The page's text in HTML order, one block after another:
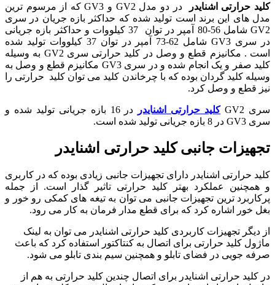
کلید حرارتی اشنایدر
در دو مدل GV2 و GV3 که از مرسوم ترین
مدل های این برند است تولید شده که حداکثر بازه جریان در سری
GV2 شامل 56-80 آمپر در توان 37 کیلووات و حداکثر بازه جریانی
در سری GV3 شامل 62-73 آمپر در توان 37 کیلووات تولید شده
است . مکانیزم قطع و وصل در کلید حرارتی سری GV2 به وسیله
کلید صفر و یک انجام شده و در سری GV3 مکانیزم قطع و وصل به
وسیله کلید گردان بوده که با چرخاندن کلید می توان کلید حرارتی را
نیز قطع و وصل کرد.
سری GV2 کلید حرارتی اشنایدر
در 16 بازه جریانی تولید شده و
سری GV3 در 8 بازه جریانی تولید شده است.
تجهیزات جانبی کلید حرارتی اشنایدر
کلید حرارتی اشنایدر دارای تجهیزات جانبی زیادی بوده که در کاربری
و همچنین عملکرد بهتر کلید حرارتی تاثیر گذار است. از جمله
پرکاربرد ترین تجهیزات جانبی می توان به تیغه های کمکی رو خور و
بغل خور اشاره کرد که برای قطع مدار فرمان به کار می رود.
از دیگر تجهیزات کاربردی کلید حرارتی اشنایدر می توان به لینک
ماژول کلید حرارتی برای اتصال به کنتاکتور استفاده کرد که باعث
صرفه جویی در فضای تابلو و همچنین سیم بندی تابلو می شود.
در کلید حرارتی اشنایدر برای اتصال چندین کلید حرارتی به هم از